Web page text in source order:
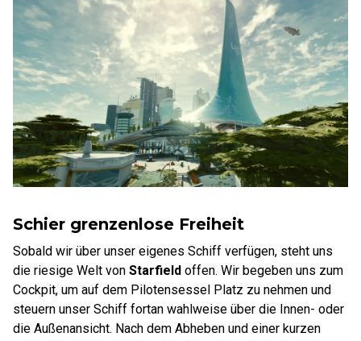
Schier grenzenlose Freiheit
Sobald wir über unser eigenes Schiff verfügen, steht uns
die riesige Welt von Starfield offen. Wir begeben uns zum
Cockpit, um auf dem Pilotensessel Platz zu nehmen und
steuern unser Schiff fortan wahlweise über die Innen- oder
die Außenansicht. Nach dem Abheben und einer kurzen